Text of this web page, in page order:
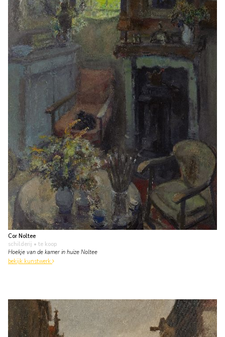
Cor Noltee
schilderij • te koop
Hoekje van de kamer in huize Noltee
bekijk kunstwerk